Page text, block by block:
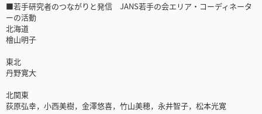
■若手研究者のつながりと発信 JANS若手の会エリア・コーディネータ
ーの活動
北海道
檜山明子
東北
丹野寛大
北関東
荻原弘幸，小西美樹，金澤悠喜，竹山美穂，永井智子，松本光寛